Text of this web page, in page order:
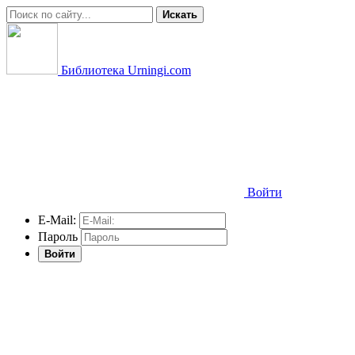
Искать
Библиотека Urningi.com
Войти
E-Mail:
Пароль
Войти